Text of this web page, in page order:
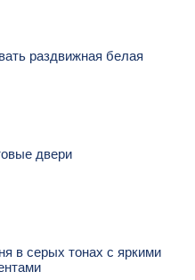
раздвижная белая
двери
в серых тонах с яркими